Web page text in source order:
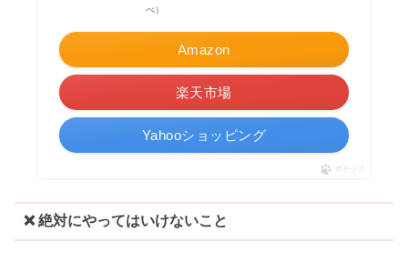
べ）
Amazon
楽天市場
Yahooショッピング
ポチップ
❌ 絶対にやってはいけないこと